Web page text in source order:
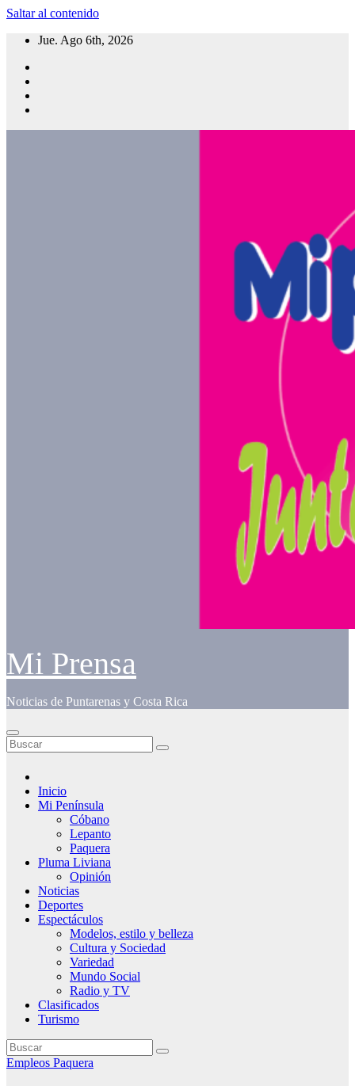
Saltar al contenido
Jue. Ago 6th, 2026
Mi Prensa
Noticias de Puntarenas y Costa Rica
Inicio
Mi Península
Cóbano
Lepanto
Paquera
Pluma Liviana
Opinión
Noticias
Deportes
Espectáculos
Modelos, estilo y belleza
Cultura y Sociedad
Variedad
Mundo Social
Radio y TV
Clasificados
Turismo
Empleos Paquera